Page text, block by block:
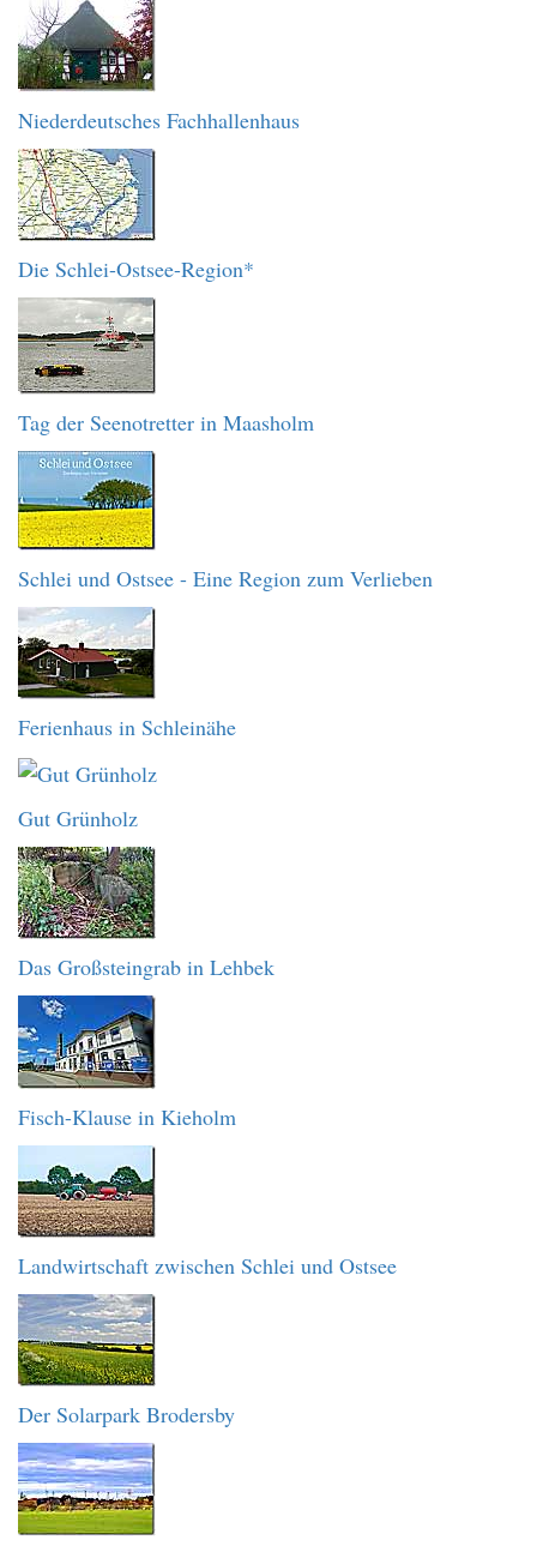
Niederdeutsches Fachhallenhaus
Die Schlei-Ostsee-Region*
Tag der Seenotretter in Maasholm
Schlei und Ostsee - Eine Region zum Verlieben
Ferienhaus in Schleinähe
Gut Grünholz
Das Großsteingrab in Lehbek
Fisch-Klause in Kieholm
Landwirtschaft zwischen Schlei und Ostsee
Der Solarpark Brodersby